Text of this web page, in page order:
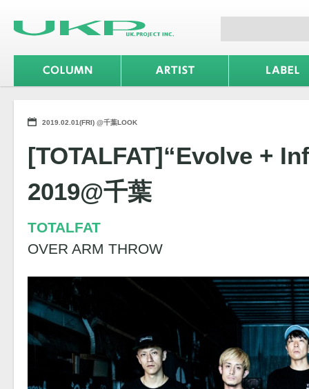
2019.02.01(FRI) @千葉LOOK
[TOTALFAT]“Evolve +
2019@千葉
TOTALFAT
OVER ARM THROW